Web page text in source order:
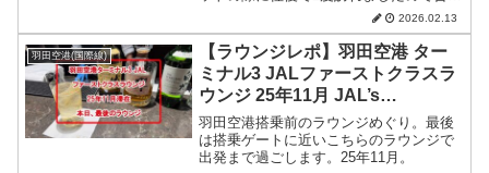
2026.02.13
羽田空港(国際線)
【ラウンジレポ】羽田空港 ター
ミナル3 JALファーストクラスラ
ウンジ 25年11月 JAL’s
SALON
羽田空港搭乗前のラウンジめぐり。最後
は搭乗ゲートに近いこちらのラウンジで
出発まで過ごします。25年11月。